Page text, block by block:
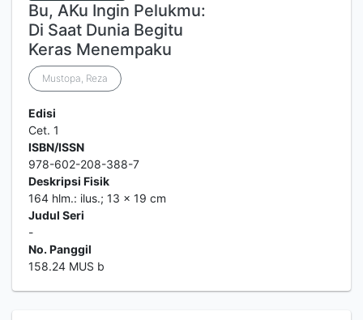
Bu, AKu Ingin Pelukmu:
Di Saat Dunia Begitu
Keras Menempaku
Mustopa, Reza
Edisi
Cet. 1
ISBN/ISSN
978-602-208-388-7
Deskripsi Fisik
164 hlm.: ilus.; 13 x 19 cm
Judul Seri
-
No. Panggil
158.24 MUS b